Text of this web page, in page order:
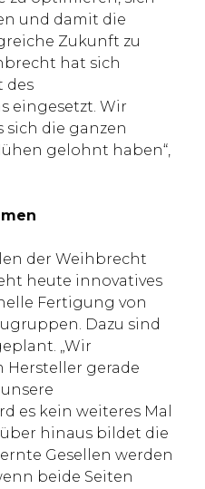
und damit die
Zukunft zu
hat sich
des
eingesetzt. Wir
sich die ganzen
gelohnt haben“,
der Weihbrecht
heute innovatives
Fertigung von
Dazu sind
„Wir
gerade
es kein weiteres Mal
hinaus bildet die
Gesellen werden
beide Seiten